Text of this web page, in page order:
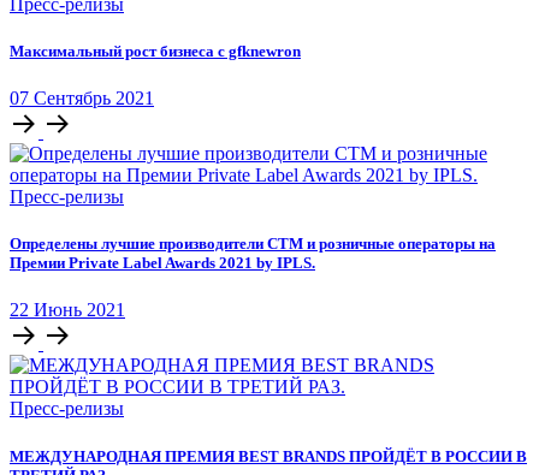
Максимальный рост бизнеса с gfknewron
07 Сентябрь 2021
Пресс-релизы
Определены лучшие производители СТМ и розничные операторы на
Премии Private Label Awards 2021 by IPLS.
22 Июнь 2021
Пресс-релизы
МЕЖДУНАРОДНАЯ ПРЕМИЯ BEST BRANDS ПРОЙДЁТ В РОССИИ В